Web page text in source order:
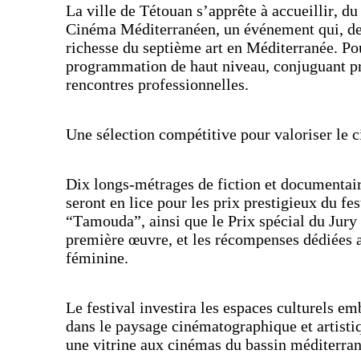
La ville de Tétouan s’apprête à accueillir,
Cinéma Méditerranéen, un événement qui,
richesse du septième art en Méditerranée.
programmation de haut niveau,
rencontres professionnelles.
Une sélection compétitive pour valoriser le
Dix longs-métrages de fiction et
seront en lice pour les prix prestigieux du
“Tamouda”, ainsi que le Prix spécial du
première œuvre, et les récompenses
féminine.
Le festival investira les espaces culturels
dans le paysage cinématographique et
une vitrine aux cinémas du bassin